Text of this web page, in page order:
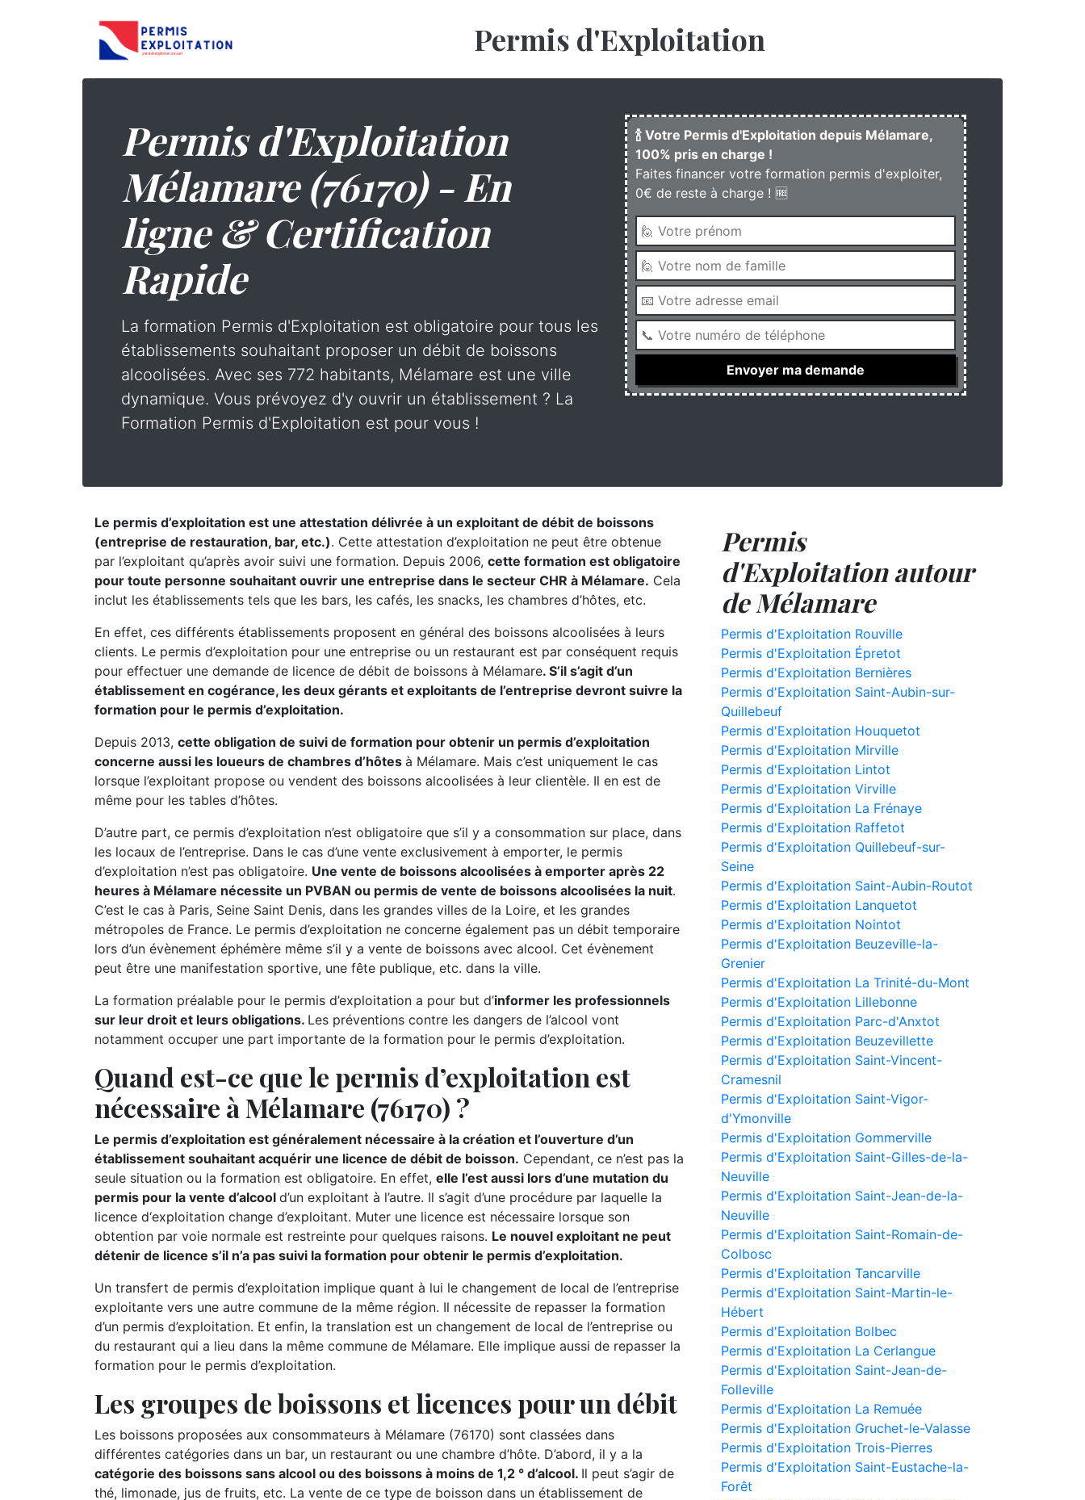
Permis d'Exploitation
Permis d'Exploitation
Mélamare (76170) - En
ligne & Certification
Rapide
La formation Permis d'Exploitation est obligatoire pour tous les
établissements souhaitant proposer un débit de boissons
alcoolisées. Avec ses 772 habitants, Mélamare est une ville
dynamique. Vous prévoyez d'y ouvrir un établissement ? La
Formation Permis d'Exploitation est pour vous !
🍾 Votre Permis d'Exploitation depuis Mélamare,
100% pris en charge !
Faites financer votre formation permis d'exploiter,
0€ de reste à charge ! 🆓
Le permis d’exploitation est une attestation délivrée à un exploitant de débit de boissons
(entreprise de restauration, bar, etc.). Cette attestation d’exploitation ne peut être obtenue
par l’exploitant qu’après avoir suivi une formation. Depuis 2006, cette formation est obligatoire
pour toute personne souhaitant ouvrir une entreprise dans le secteur CHR à Mélamare. Cela
inclut les établissements tels que les bars, les cafés, les snacks, les chambres d’hôtes, etc.
En effet, ces différents établissements proposent en général des boissons alcoolisées à leurs
clients. Le permis d’exploitation pour une entreprise ou un restaurant est par conséquent requis
pour effectuer une demande de licence de débit de boissons à Mélamare. S’il s’agit d’un
établissement en cogérance, les deux gérants et exploitants de l’entreprise devront suivre la
formation pour le permis d’exploitation.
Depuis 2013, cette obligation de suivi de formation pour obtenir un permis d’exploitation
concerne aussi les loueurs de chambres d’hôtes à Mélamare. Mais c’est uniquement le cas
lorsque l’exploitant propose ou vendent des boissons alcoolisées à leur clientèle. Il en est de
même pour les tables d’hôtes.
D’autre part, ce permis d’exploitation n’est obligatoire que s’il y a consommation sur place, dans
les locaux de l’entreprise. Dans le cas d’une vente exclusivement à emporter, le permis
d’exploitation n’est pas obligatoire. Une vente de boissons alcoolisées à emporter après 22
heures à Mélamare nécessite un PVBAN ou permis de vente de boissons alcoolisées la nuit.
C’est le cas à Paris, Seine Saint Denis, dans les grandes villes de la Loire, et les grandes
métropoles de France. Le permis d’exploitation ne concerne également pas un débit temporaire
lors d’un évènement éphémère même s’il y a vente de boissons avec alcool. Cet évènement
peut être une manifestation sportive, une fête publique, etc. dans la ville.
La formation préalable pour le permis d’exploitation a pour but d’informer les professionnels
sur leur droit et leurs obligations. Les préventions contre les dangers de l’alcool vont
notamment occuper une part importante de la formation pour le permis d’exploitation.
Quand est-ce que le permis d’exploitation est
nécessaire à Mélamare (76170) ?
Le permis d’exploitation est généralement nécessaire à la création et l’ouverture d’un
établissement souhaitant acquérir une licence de débit de boisson. Cependant, ce n’est pas la
seule situation ou la formation est obligatoire. En effet, elle l’est aussi lors d’une mutation du
permis pour la vente d’alcool d’un exploitant à l’autre. Il s’agit d’une procédure par laquelle la
licence d‘exploitation change d’exploitant. Muter une licence est nécessaire lorsque son
obtention par voie normale est restreinte pour quelques raisons. Le nouvel exploitant ne peut
détenir de licence s’il n’a pas suivi la formation pour obtenir le permis d’exploitation.
Un transfert de permis d’exploitation implique quant à lui le changement de local de l’entreprise
exploitante vers une autre commune de la même région. Il nécessite de repasser la formation
d’un permis d’exploitation. Et enfin, la translation est un changement de local de l’entreprise ou
du restaurant qui a lieu dans la même commune de Mélamare. Elle implique aussi de repasser la
formation pour le permis d’exploitation.
Les groupes de boissons et licences pour un débit
Les boissons proposées aux consommateurs à Mélamare (76170) sont classées dans
différentes catégories dans un bar, un restaurant ou une chambre d’hôte. D’abord, il y a la
catégorie des boissons sans alcool ou des boissons à moins de 1,2 ° d’alcool. Il peut s’agir de
thé, limonade, jus de fruits, etc. La vente de ce type de boisson dans un établissement de
Permis
d'Exploitation autour
de Mélamare
Permis d'Exploitation Rouville
Permis d'Exploitation Épretot
Permis d'Exploitation Bernières
Permis d'Exploitation Saint-Aubin-sur-
Quillebeuf
Permis d'Exploitation Houquetot
Permis d'Exploitation Mirville
Permis d'Exploitation Lintot
Permis d'Exploitation Virville
Permis d'Exploitation La Frénaye
Permis d'Exploitation Raffetot
Permis d'Exploitation Quillebeuf-sur-
Seine
Permis d'Exploitation Saint-Aubin-Routot
Permis d'Exploitation Lanquetot
Permis d'Exploitation Nointot
Permis d'Exploitation Beuzeville-la-
Grenier
Permis d'Exploitation La Trinité-du-Mont
Permis d'Exploitation Lillebonne
Permis d'Exploitation Parc-d'Anxtot
Permis d'Exploitation Beuzevillette
Permis d'Exploitation Saint-Vincent-
Cramesnil
Permis d'Exploitation Saint-Vigor-
d'Ymonville
Permis d'Exploitation Gommerville
Permis d'Exploitation Saint-Gilles-de-la-
Neuville
Permis d'Exploitation Saint-Jean-de-la-
Neuville
Permis d'Exploitation Saint-Romain-de-
Colbosc
Permis d'Exploitation Tancarville
Permis d'Exploitation Saint-Martin-le-
Hébert
Permis d'Exploitation Bolbec
Permis d'Exploitation La Cerlangue
Permis d'Exploitation Saint-Jean-de-
Folleville
Permis d'Exploitation La Remuée
Permis d'Exploitation Gruchet-le-Valasse
Permis d'Exploitation Trois-Pierres
Permis d'Exploitation Saint-Eustache-la-
Forêt